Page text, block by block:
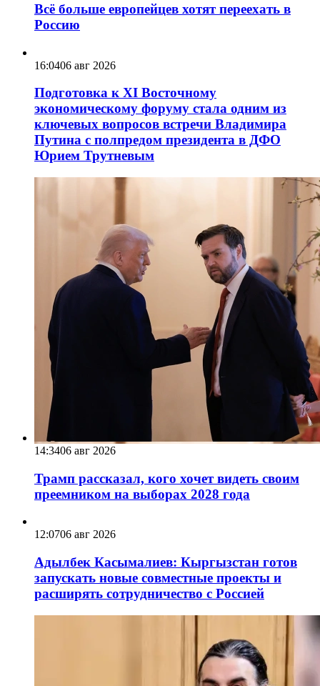
Всё больше европейцев хотят переехать в
Россию
16:0406 авг 2026
Подготовка к XI Восточному
экономическому форуму стала одним из
ключевых вопросов встречи Владимира
Путина с полпредом президента в ДФО
Юрием Трутневым
14:3406 авг 2026
Трамп рассказал, кого хочет видеть своим
преемником на выборах 2028 года
12:0706 авг 2026
Адылбек Касымалиев: Кыргызстан готов
запускать новые совместные проекты и
расширять сотрудничество с Россией